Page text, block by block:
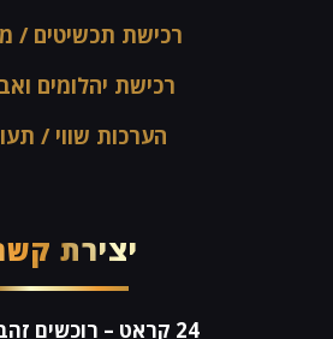
רכישת תכשיטים /
רכישת יהלומים
הערכות שווי /
יצירת
24 קראט – רוכשים